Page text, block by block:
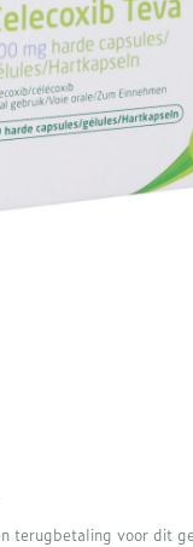
terugbetaling voor dit